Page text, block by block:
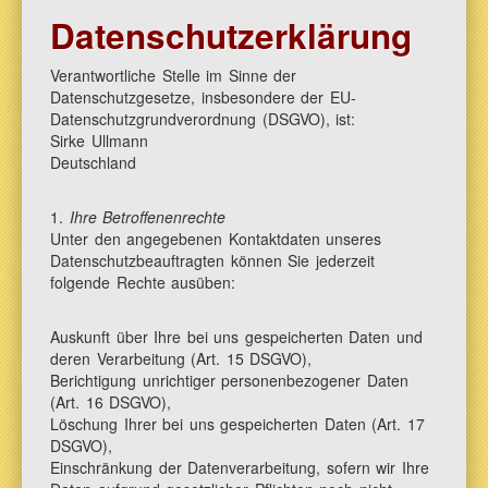
Datenschutzerklärung
Verantwortliche Stelle im Sinne der
Datenschutzgesetze, insbesondere der EU-
Datenschutzgrundverordnung (DSGVO), ist:
Sirke Ullmann
Deutschland
1. Ihre Betroffenenrechte
Unter den angegebenen Kontaktdaten unseres
Datenschutzbeauftragten können Sie jederzeit
folgende Rechte ausüben:
Auskunft über Ihre bei uns gespeicherten Daten und
deren Verarbeitung (Art. 15 DSGVO),
Berichtigung unrichtiger personenbezogener Daten
(Art. 16 DSGVO),
Löschung Ihrer bei uns gespeicherten Daten (Art. 17
DSGVO),
Einschränkung der Datenverarbeitung, sofern wir Ihre